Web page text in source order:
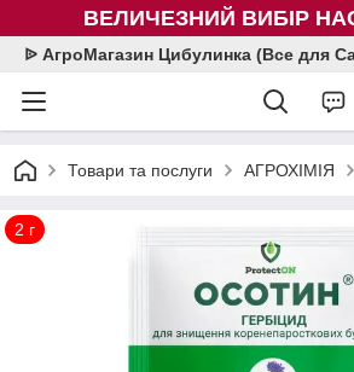
ВЕЛИЧЕЗНИЙ ВИБІР
ᐉ АгроМагазин Цибулинка (Все для
Товари та послуги АГРОХІМІЯ
2 г